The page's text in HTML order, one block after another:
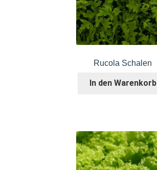
Rucola Schalen
In den Warenkorb